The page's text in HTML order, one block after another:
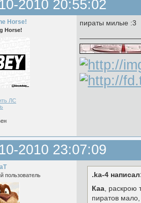
2010 20:55:02
Horse!
Horse!
ЛС
пираты милые :3
2010 23:07:09
пользователь
.ka-4
Каа ,
пиратов